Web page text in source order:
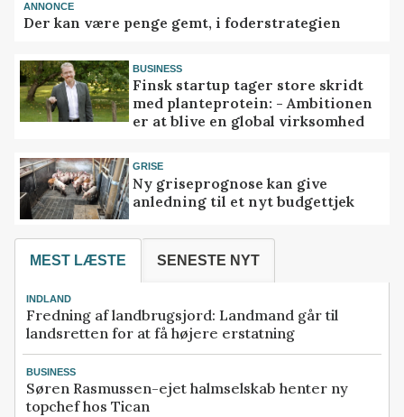
ANNONCE
Der kan være penge gemt, i foderstrategien
BUSINESS
Finsk startup tager store skridt
med planteprotein: - Ambitionen
er at blive en global virksomhed
GRISE
Ny griseprognose kan give
anledning til et nyt budgettjek
MEST LÆSTE SENESTE NYT
INDLAND
Fredning af landbrugsjord: Landmand går til
landsretten for at få højere erstatning
BUSINESS
Søren Rasmussen-ejet halmselskab henter ny
topchef hos Tican